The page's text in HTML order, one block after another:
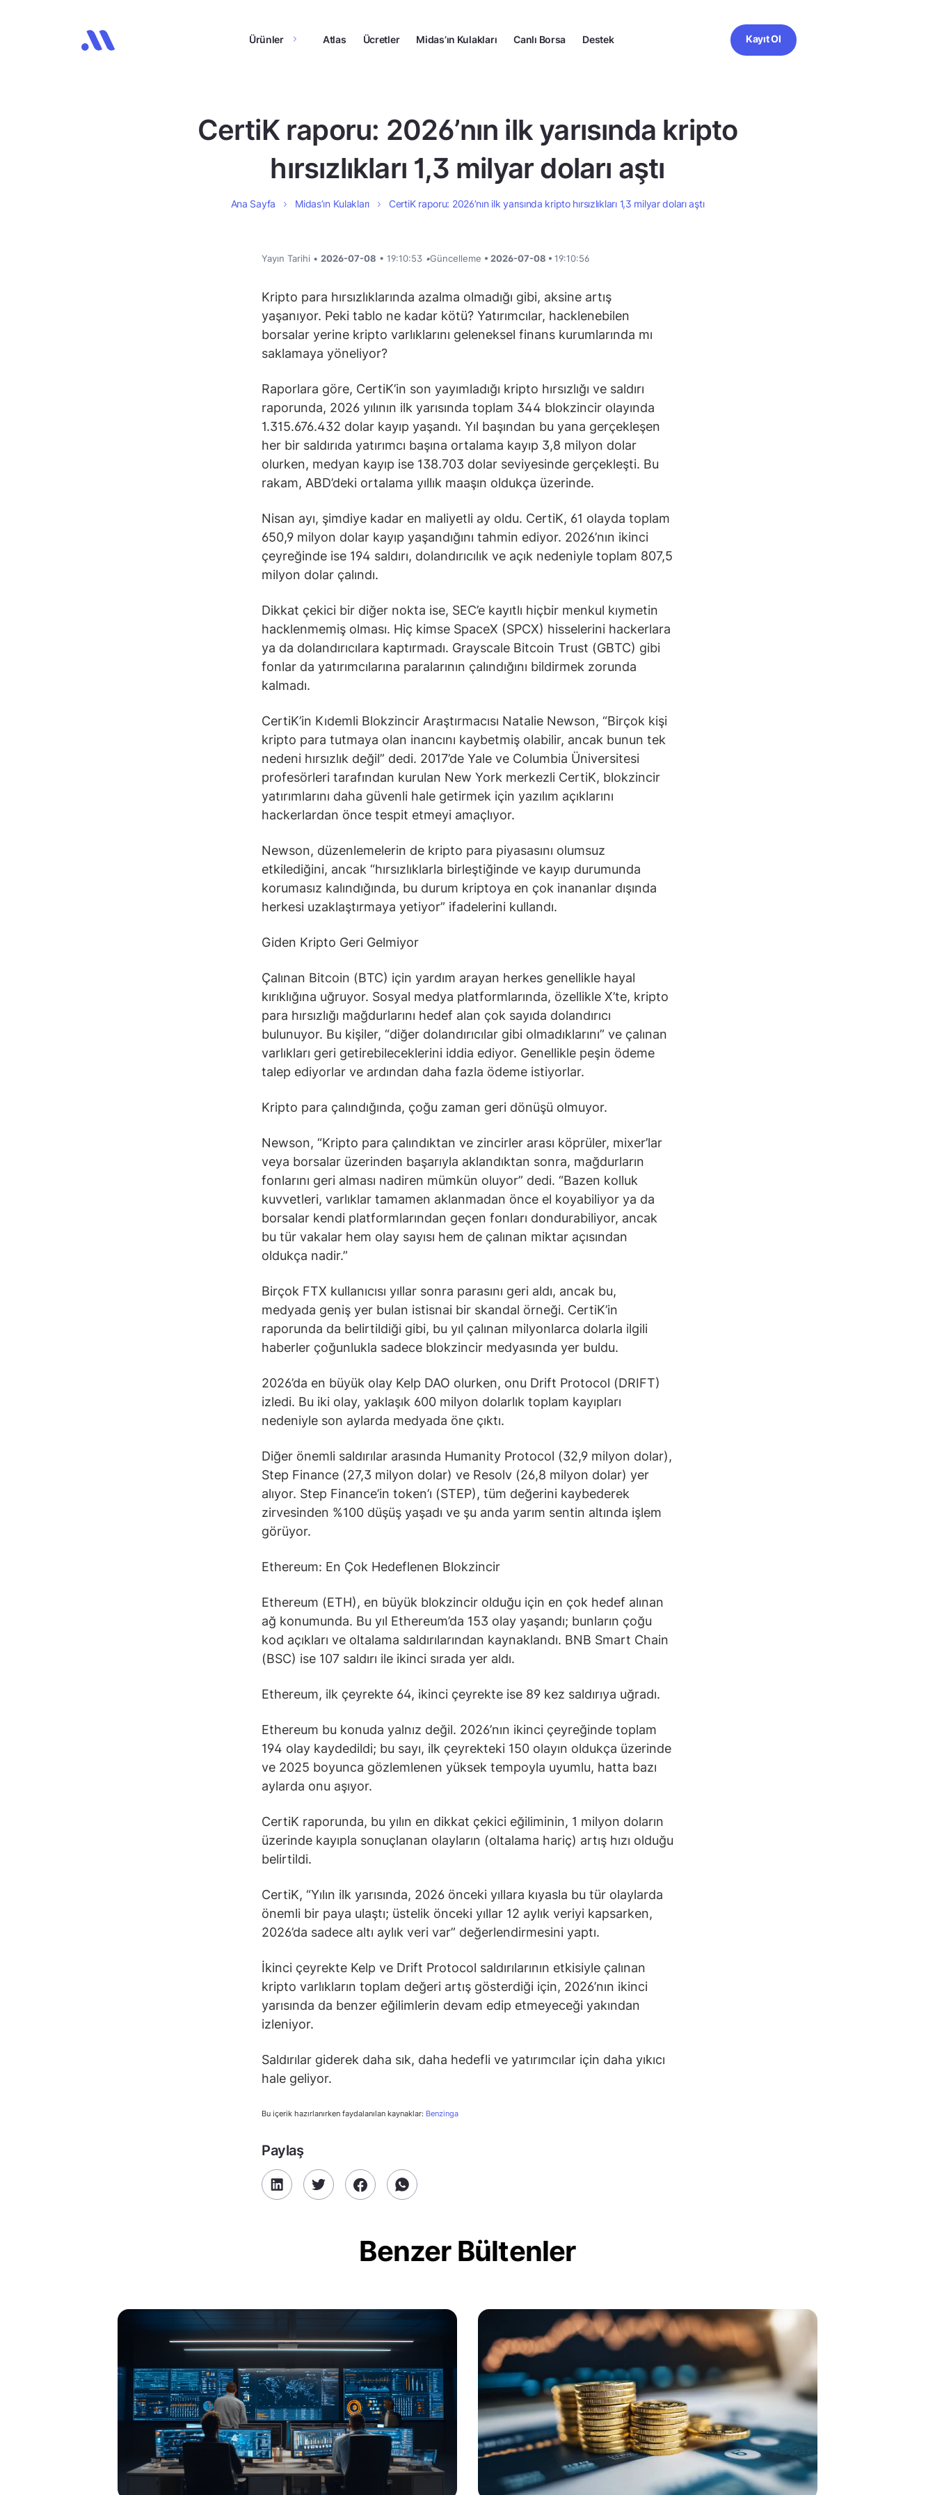
Ürünler Atlas Ücretler Midas’ın Kulakları Canlı Borsa Destek Kayıt Ol
CertiK raporu: 2026’nın ilk yarısında kripto
hırsızlıkları 1,3 milyar doları aştı
Ana Sayfa Midas’ın Kulakları CertiK raporu: 2026’nın ilk yarısında kripto hırsızlıkları 1,3 milyar doları aştı
Yayın Tarihi • 2026-07-08 • 19:10:53 •Güncelleme • 2026-07-08 • 19:10:56
Kripto para hırsızlıklarında azalma olmadığı gibi, aksine artış
yaşanıyor. Peki tablo ne kadar kötü? Yatırımcılar, hacklenebilen
borsalar yerine kripto varlıklarını geleneksel finans kurumlarında mı
saklamaya yöneliyor?
Raporlara göre, CertiK’in son yayımladığı kripto hırsızlığı ve saldırı
raporunda, 2026 yılının ilk yarısında toplam 344 blokzincir olayında
1.315.676.432 dolar kayıp yaşandı. Yıl başından bu yana gerçekleşen
her bir saldırıda yatırımcı başına ortalama kayıp 3,8 milyon dolar
olurken, medyan kayıp ise 138.703 dolar seviyesinde gerçekleşti. Bu
rakam, ABD’deki ortalama yıllık maaşın oldukça üzerinde.
Nisan ayı, şimdiye kadar en maliyetli ay oldu. CertiK, 61 olayda toplam
650,9 milyon dolar kayıp yaşandığını tahmin ediyor. 2026’nın ikinci
çeyreğinde ise 194 saldırı, dolandırıcılık ve açık nedeniyle toplam 807,5
milyon dolar çalındı.
Dikkat çekici bir diğer nokta ise, SEC’e kayıtlı hiçbir menkul kıymetin
hacklenmemiş olması. Hiç kimse SpaceX (SPCX) hisselerini hackerlara
ya da dolandırıcılara kaptırmadı. Grayscale Bitcoin Trust (GBTC) gibi
fonlar da yatırımcılarına paralarının çalındığını bildirmek zorunda
kalmadı.
CertiK’in Kıdemli Blokzincir Araştırmacısı Natalie Newson, “Birçok kişi
kripto para tutmaya olan inancını kaybetmiş olabilir, ancak bunun tek
nedeni hırsızlık değil” dedi. 2017’de Yale ve Columbia Üniversitesi
profesörleri tarafından kurulan New York merkezli CertiK, blokzincir
yatırımlarını daha güvenli hale getirmek için yazılım açıklarını
hackerlardan önce tespit etmeyi amaçlıyor.
Newson, düzenlemelerin de kripto para piyasasını olumsuz
etkilediğini, ancak “hırsızlıklarla birleştiğinde ve kayıp durumunda
korumasız kalındığında, bu durum kriptoya en çok inananlar dışında
herkesi uzaklaştırmaya yetiyor” ifadelerini kullandı.
Giden Kripto Geri Gelmiyor
Çalınan Bitcoin (BTC) için yardım arayan herkes genellikle hayal
kırıklığına uğruyor. Sosyal medya platformlarında, özellikle X’te, kripto
para hırsızlığı mağdurlarını hedef alan çok sayıda dolandırıcı
bulunuyor. Bu kişiler, “diğer dolandırıcılar gibi olmadıklarını” ve çalınan
varlıkları geri getirebileceklerini iddia ediyor. Genellikle peşin ödeme
talep ediyorlar ve ardından daha fazla ödeme istiyorlar.
Kripto para çalındığında, çoğu zaman geri dönüşü olmuyor.
Newson, “Kripto para çalındıktan ve zincirler arası köprüler, mixer’lar
veya borsalar üzerinden başarıyla aklandıktan sonra, mağdurların
fonlarını geri alması nadiren mümkün oluyor” dedi. “Bazen kolluk
kuvvetleri, varlıklar tamamen aklanmadan önce el koyabiliyor ya da
borsalar kendi platformlarından geçen fonları dondurabiliyor, ancak
bu tür vakalar hem olay sayısı hem de çalınan miktar açısından
oldukça nadir.”
Birçok FTX kullanıcısı yıllar sonra parasını geri aldı, ancak bu,
medyada geniş yer bulan istisnai bir skandal örneği. CertiK’in
raporunda da belirtildiği gibi, bu yıl çalınan milyonlarca dolarla ilgili
haberler çoğunlukla sadece blokzincir medyasında yer buldu.
2026’da en büyük olay Kelp DAO olurken, onu Drift Protocol (DRIFT)
izledi. Bu iki olay, yaklaşık 600 milyon dolarlık toplam kayıpları
nedeniyle son aylarda medyada öne çıktı.
Diğer önemli saldırılar arasında Humanity Protocol (32,9 milyon dolar),
Step Finance (27,3 milyon dolar) ve Resolv (26,8 milyon dolar) yer
alıyor. Step Finance’in token’ı (STEP), tüm değerini kaybederek
zirvesinden %100 düşüş yaşadı ve şu anda yarım sentin altında işlem
görüyor.
Ethereum: En Çok Hedeflenen Blokzincir
Ethereum (ETH), en büyük blokzincir olduğu için en çok hedef alınan
ağ konumunda. Bu yıl Ethereum’da 153 olay yaşandı; bunların çoğu
kod açıkları ve oltalama saldırılarından kaynaklandı. BNB Smart Chain
(BSC) ise 107 saldırı ile ikinci sırada yer aldı.
Ethereum, ilk çeyrekte 64, ikinci çeyrekte ise 89 kez saldırıya uğradı.
Ethereum bu konuda yalnız değil. 2026’nın ikinci çeyreğinde toplam
194 olay kaydedildi; bu sayı, ilk çeyrekteki 150 olayın oldukça üzerinde
ve 2025 boyunca gözlemlenen yüksek tempoyla uyumlu, hatta bazı
aylarda onu aşıyor.
CertiK raporunda, bu yılın en dikkat çekici eğiliminin, 1 milyon doların
üzerinde kayıpla sonuçlanan olayların (oltalama hariç) artış hızı olduğu
belirtildi.
CertiK, “Yılın ilk yarısında, 2026 önceki yıllara kıyasla bu tür olaylarda
önemli bir paya ulaştı; üstelik önceki yıllar 12 aylık veriyi kapsarken,
2026’da sadece altı aylık veri var” değerlendirmesini yaptı.
İkinci çeyrekte Kelp ve Drift Protocol saldırılarının etkisiyle çalınan
kripto varlıkların toplam değeri artış gösterdiği için, 2026’nın ikinci
yarısında da benzer eğilimlerin devam edip etmeyeceği yakından
izleniyor.
Saldırılar giderek daha sık, daha hedefli ve yatırımcılar için daha yıkıcı
hale geliyor.
Bu içerik hazırlanırken faydalanılan kaynaklar: Benzinga
Paylaş
Benzer Bültenler